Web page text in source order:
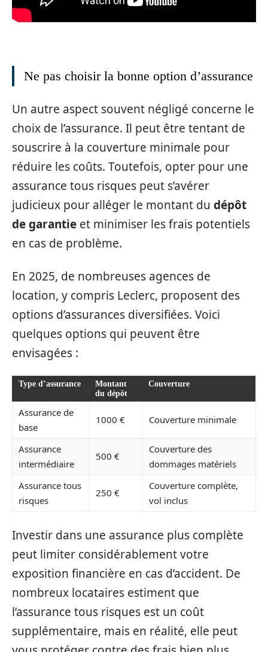
Ne pas choisir la bonne option d’assurance
Un autre aspect souvent négligé concerne le
choix de l’assurance. Il peut être tentant de
souscrire à la couverture minimale pour
réduire les coûts. Toutefois, opter pour une
assurance tous risques peut s’avérer
judicieux pour alléger le montant du dépôt
de garantie et minimiser les frais potentiels
en cas de problème.
En 2025, de nombreuses agences de
location, y compris Leclerc, proposent des
options d’assurances diversifiées. Voici
quelques options qui peuvent être
envisagées :
Type d’assurance
Montant
du dépôt
Couverture
Assurance de
base
1000 € Couverture minimale
Assurance
intermédiaire
500 €
Couverture des
dommages matériels
Assurance tous
risques
250 €
Couverture complète,
vol inclus
Investir dans une assurance plus complète
peut limiter considérablement votre
exposition financière en cas d’accident. De
nombreux locataires estiment que
l’assurance tous risques est un coût
supplémentaire, mais en réalité, elle peut